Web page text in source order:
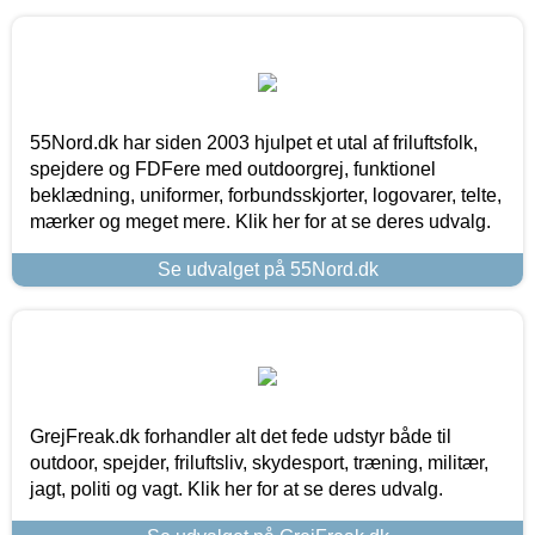
55Nord.dk har siden 2003 hjulpet et utal af friluftsfolk,
spejdere og FDFere med outdoorgrej, funktionel
beklædning, uniformer, forbundsskjorter, logovarer, telte,
mærker og meget mere. Klik her for at se deres udvalg.
Se udvalget på 55Nord.dk
GrejFreak.dk forhandler alt det fede udstyr både til
outdoor, spejder, friluftsliv, skydesport, træning, militær,
jagt, politi og vagt. Klik her for at se deres udvalg.